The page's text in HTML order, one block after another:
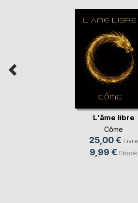
L'âme libre
Côme
25,00 € Livre
9,99 € Ebook